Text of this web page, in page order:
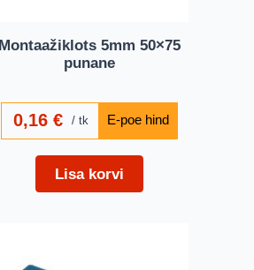
Montaažiklots 5mm 50×75
punane
0,16€ tk
Lisa korvi